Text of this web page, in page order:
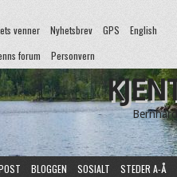
venner Nyhetsbrev GPS
English
forum Personvern
BLOGGEN SOSIALT
STEDER A-Å